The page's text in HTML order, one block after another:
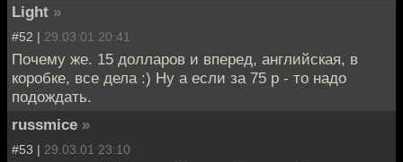
Light »
#52 | 29.03.01 20:41
Почему же. 15 долларов и вперед, английская, в
коробке, все дела :) Ну а если за 75 р - то надо
подождать.
russmice »
#53 | 29.03.01 23:10